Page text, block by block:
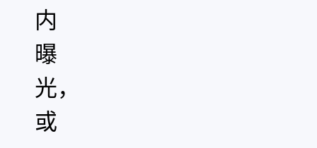
内
曝
光，
或